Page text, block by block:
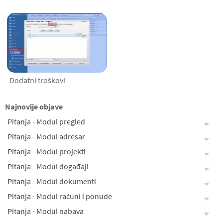
Dodatni troškovi
Najnovije objave
Pitanja - Modul pregled
Pitanja - Modul adresar
Pitanja - Modul projekti
Pitanja - Modul događaji
Pitanja - Modul dokumenti
Pitanja - Modul računi i ponude
Pitanja - Modul nabava